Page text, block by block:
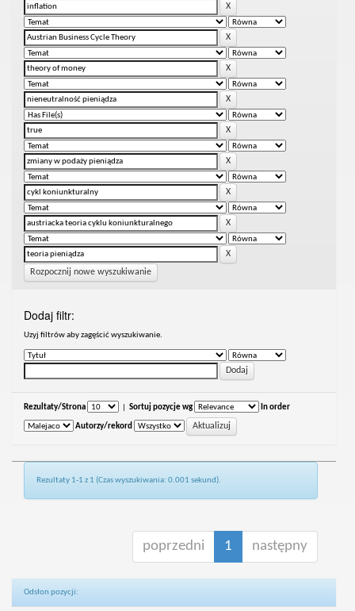
Rozpocznij nowe wyszukiwanie
Dodaj filtr:
Uzyj filtrów aby zagęścić wyszukiwanie.
Rezultaty/Strona Sortuj pozycje wg In order
Autorzy/rekord
Rezultaty 1-1 z 1 (Czas wyszukiwania: 0.001 sekund).
poprzedni 1 następny
Odsłon pozycji: